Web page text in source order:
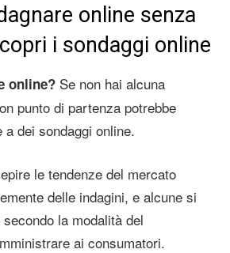
online senza
i sondaggi online
online? Se non hai alcuna
punto di partenza potrebbe
dei sondaggi online.
le tendenze del mercato
delle indagini, e alcune si
la modalità del
ai consumatori.